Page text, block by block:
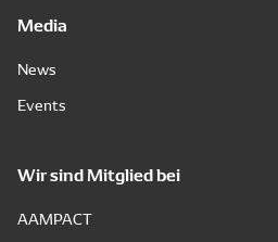
Media
News
Events
Wir sind Mitglied bei
AAMPACT